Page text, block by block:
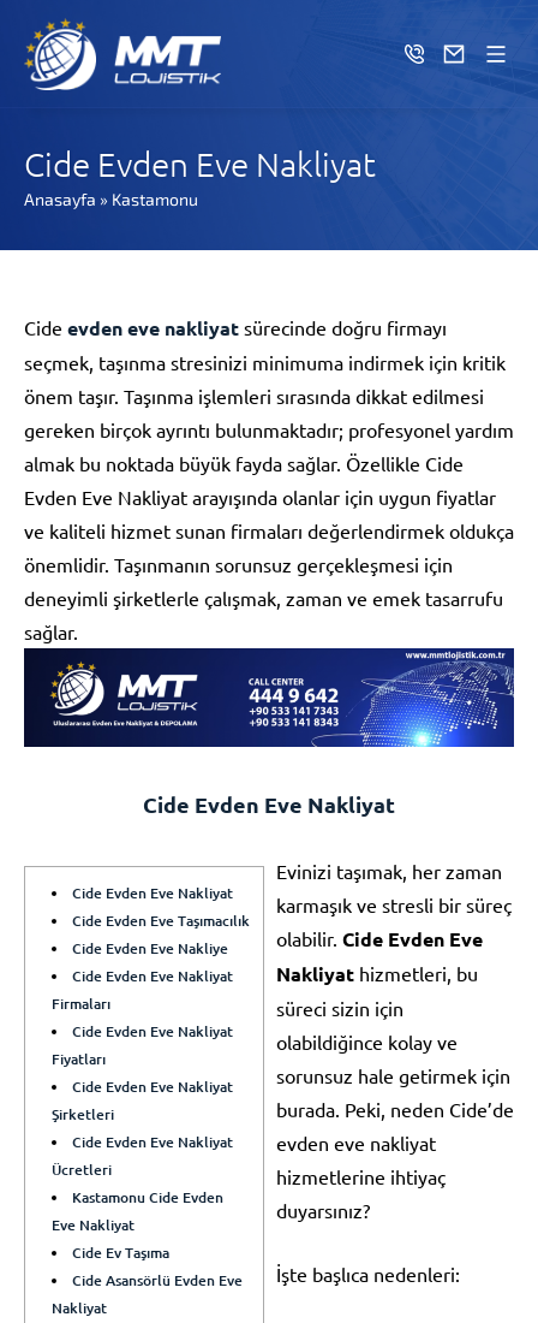
Cide Evden Eve Nakliyat
Anasayfa » Kastamonu
Cide evden eve nakliyat sürecinde doğru firmayı
seçmek, taşınma stresinizi minimuma indirmek için kritik
önem taşır. Taşınma işlemleri sırasında dikkat edilmesi
gereken birçok ayrıntı bulunmaktadır; profesyonel yardım
almak bu noktada büyük fayda sağlar. Özellikle Cide
Evden Eve Nakliyat arayışında olanlar için uygun fiyatlar
ve kaliteli hizmet sunan firmaları değerlendirmek oldukça
önemlidir. Taşınmanın sorunsuz gerçekleşmesi için
deneyimli şirketlerle çalışmak, zaman ve emek tasarrufu
sağlar.
Cide Evden Eve Nakliyat
Cide Evden Eve Nakliyat
Cide Evden Eve Taşımacılık
Cide Evden Eve Nakliye
Cide Evden Eve Nakliyat
Firmaları
Cide Evden Eve Nakliyat
Fiyatları
Cide Evden Eve Nakliyat
Şirketleri
Cide Evden Eve Nakliyat
Ücretleri
Kastamonu Cide Evden
Eve Nakliyat
Cide Ev Taşıma
Cide Asansörlü Evden Eve
Nakliyat
Evinizi taşımak, her zaman
karmaşık ve stresli bir süreç
olabilir. Cide Evden Eve
Nakliyat hizmetleri, bu
süreci sizin için
olabildiğince kolay ve
sorunsuz hale getirmek için
burada. Peki, neden Cide’de
evden eve nakliyat
hizmetlerine ihtiyaç
duyarsınız?
İşte başlıca nedenleri: